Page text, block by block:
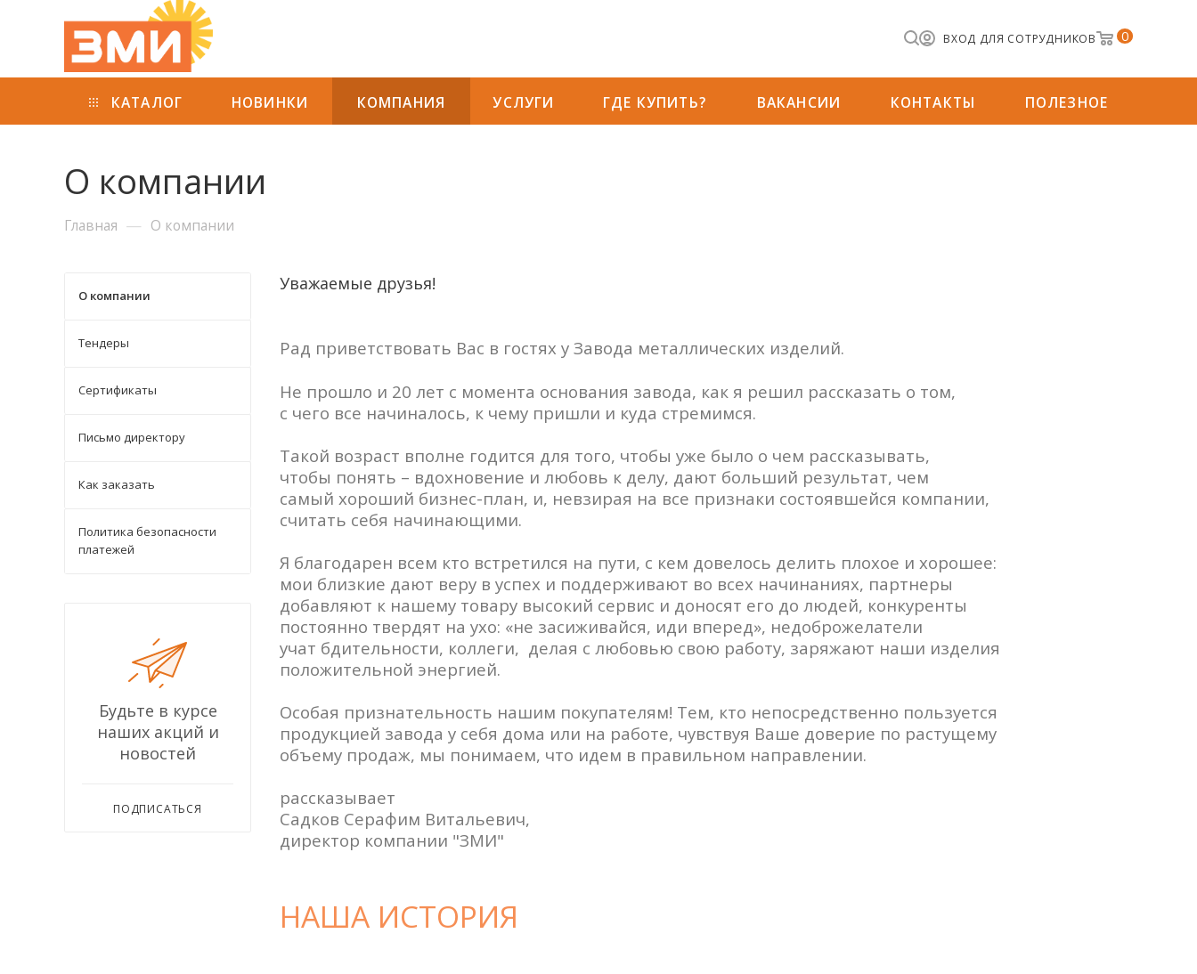
0
ВХОД ДЛЯ СОТРУДНИКОВ
КАТАЛОГ НОВИНКИ КОМПАНИЯ УСЛУГИ ГДЕ КУПИТЬ? ВАКАНСИИ КОНТАКТЫ ПОЛЕЗНОЕ
О компании
Главная — О компании
Уважаемые друзья!
Рад приветствовать Вас в гостях у Завода металлических изделий.
Не прошло и 20 лет с момента основания завода, как я решил рассказать о том,
с чего все начиналось, к чему пришли и куда стремимся.
Такой возраст вполне годится для того, чтобы уже было о чем рассказывать,
чтобы понять – вдохновение и любовь к делу, дают больший результат, чем
самый хороший бизнес-план, и, невзирая на все признаки состоявшейся компании,
считать себя начинающими.
Я благодарен всем кто встретился на пути, с кем довелось делить плохое и хорошее:
мои близкие дают веру в успех и поддерживают во всех начинаниях, партнеры
добавляют к нашему товару высокий сервис и доносят его до людей, конкуренты
постоянно твердят на ухо: «не засиживайся, иди вперед», недоброжелатели
учат бдительности, коллеги, делая с любовью свою работу, заряжают наши изделия
положительной энергией.
Особая признательность нашим покупателям! Тем, кто непосредственно пользуется
продукцией завода у себя дома или на работе, чувствуя Ваше доверие по растущему
объему продаж, мы понимаем, что идем в правильном направлении.
рассказывает
Садков Серафим Витальевич,
директор компании "ЗМИ"
НАША ИСТОРИЯ
О компании
Тендеры
Сертификаты
Письмо директору
Как заказать
Политика безопасности
платежей
Будьте в курсе
наших акций и
новостей
ПОДПИСАТЬСЯ